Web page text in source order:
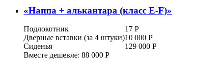
«Наппа + алькантара (класс E-F)»
Подлокотник 17 Р
Дверные вставки (за 4 штуки)10 000 Р
Сиденья
129 000 Р
Вместе дешевле: 88 000 Р